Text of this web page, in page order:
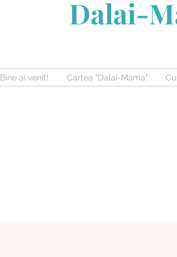
Dalai-
Bine ai venit! Cartea "Dalai-Mama"